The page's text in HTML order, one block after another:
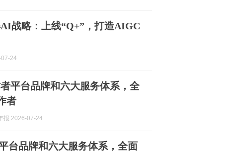
战略：上线“Q+”，打造AIGC
24
平台品牌和六大服务体系，全
者
报 2026-07-24
台品牌和六大服务体系，全面